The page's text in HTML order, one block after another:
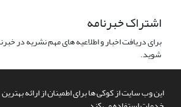
این وب سایت از کوکی ها برای اطمینان از ارائه بهترین
اشتراک خبرنامه
برای دریافت اخبار و اطلاعیه های مهم نشریه در
شوید.